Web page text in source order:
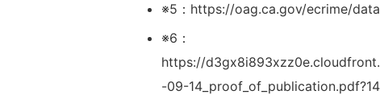
※5：https://oag.ca.gov/ecrime/
※6：
https://
-09-